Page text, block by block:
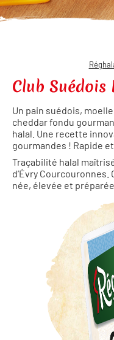
Club Suédois
Un pain suédois,
cheddar fondu
halal. Une recette
gourmandes ! Rapide
Traçabilité halal
d’Évry Courcouronnes.
née, élevée et